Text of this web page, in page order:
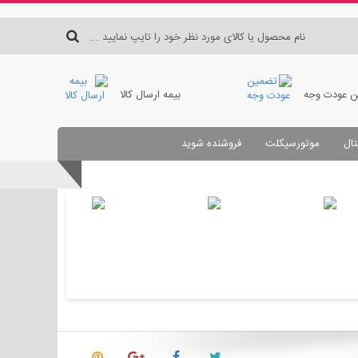
عودت وجه بیمه ارسال کالا
موتورسیکلت
فروشنده شوید